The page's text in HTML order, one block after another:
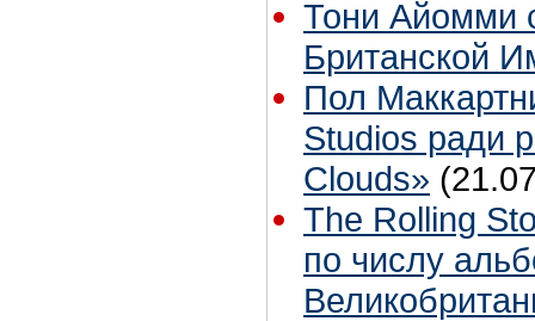
Тони Айомми
Британской
Пол
Studios ради
Clouds»
The Rolling
по числу